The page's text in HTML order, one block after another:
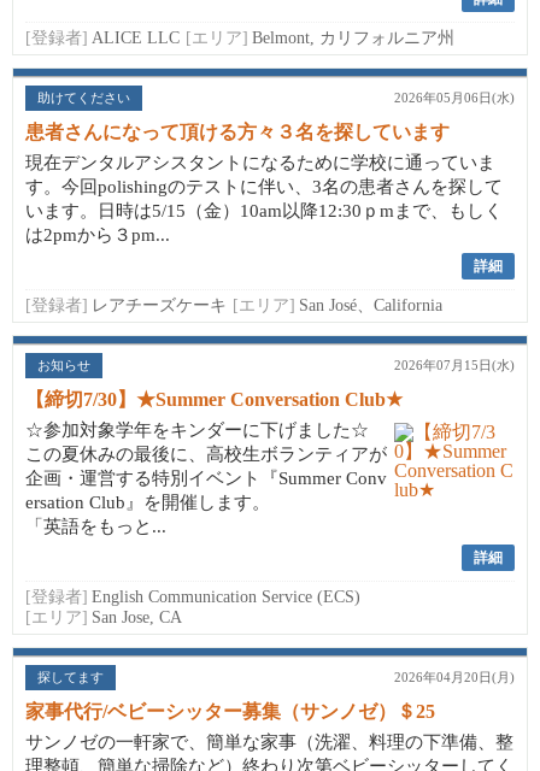
[登録者] ALICE LLC [エリア] Belmont, カリフォルニア州
助けてください 2026年05月06日(水)
患者さんになって頂ける方々３名を探しています
現在デンタルアシスタントになるために学校に通っていま
す。今回polishingのテストに伴い、3名の患者さんを探して
います。日時は5/15（金）10am以降12:30ｐmまで、もしく
は2pmから３pm...
詳細
[登録者] レアチーズケーキ [エリア] San José、California
お知らせ 2026年07月15日(水)
【締切7/30】★Summer Conversation Club★
☆参加対象学年をキンダーに下げました☆
この夏休みの最後に、高校生ボランティアが
企画・運営する特別イベント『Summer Conv
ersation Club』を開催します。
「英語をもっと...
詳細
[登録者] English Communication Service (ECS)
[エリア] San Jose, CA
探してます 2026年04月20日(月)
家事代行/ベビーシッター募集（サンノゼ）＄25
サンノゼの一軒家で、簡単な家事（洗濯、料理の下準備、整
理整頓、簡単な掃除など）終わり次第ベビーシッターしてく